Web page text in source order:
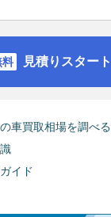
見積りスタート
車買取相場を調べる
イド